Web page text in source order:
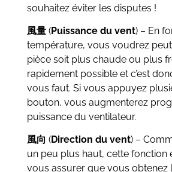
souhaitez éviter les disputes !
風量 (Puissance du vent) – En
température, vous voudrez
pièce soit plus chaude ou plus
rapidement possible et c’est
vous faut. Si vous appuyez
bouton, vous augmenterez
puissance du ventilateur.
風向 (Direction du vent) –
un peu plus haut, cette fonction
vous assurer que vous obtenez